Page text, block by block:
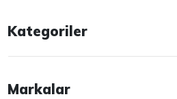
Kategoriler
Markalar